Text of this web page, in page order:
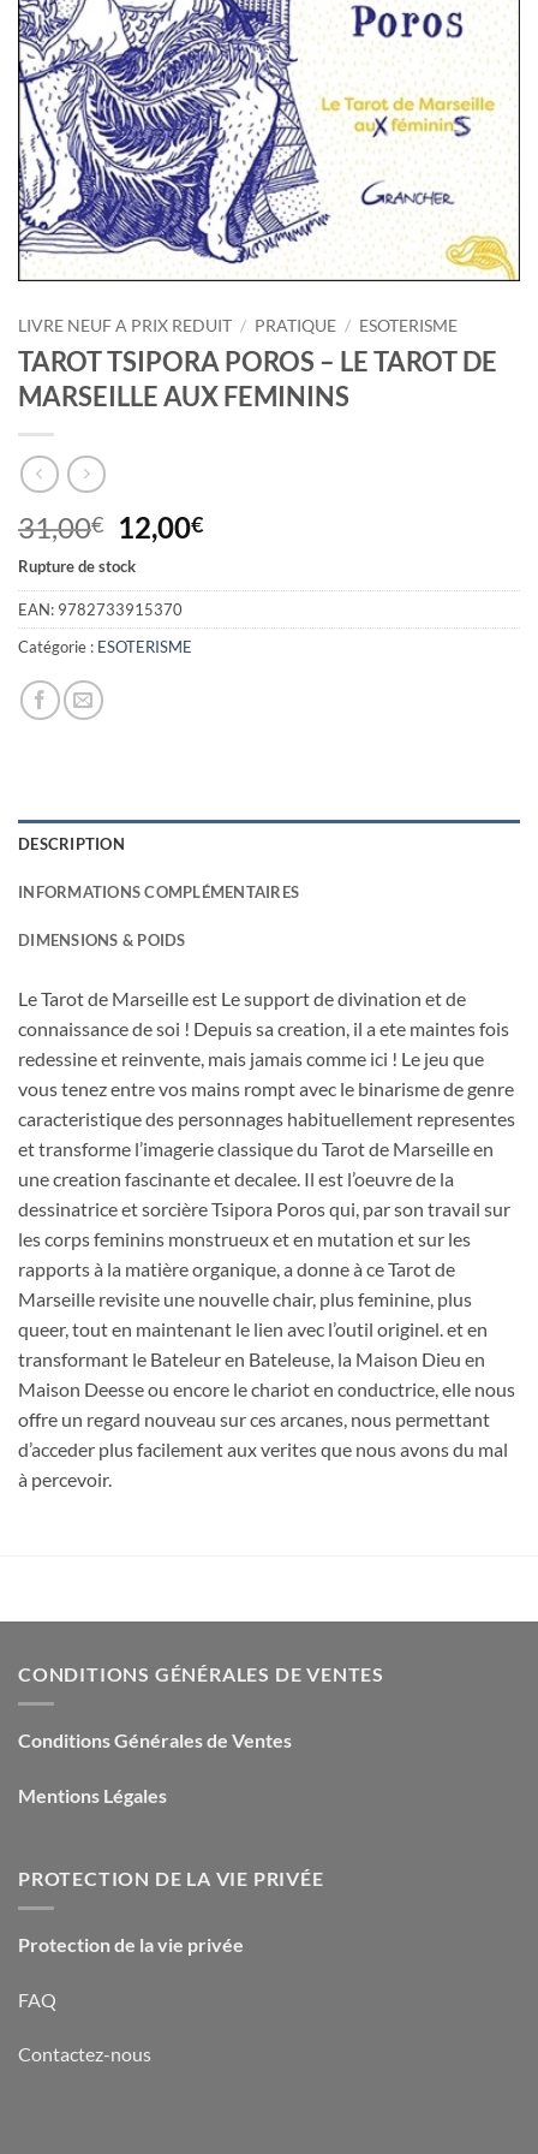
LIVRE NEUF A PRIX REDUIT / PRATIQUE / ESOTERISME
TAROT TSIPORA POROS – LE TAROT DE
MARSEILLE AUX FEMININS
31,00€
Le
prix
initial
était :
31,00€.
12,00€Le
actuel
12,00€.
Rupture de stock
EAN: 9782733915370
Catégorie : ESOTERISME
DESCRIPTION
INFORMATIONS COMPLÉMENTAIRES
DIMENSIONS & POIDS
Le Tarot de Marseille est Le support de divination et de
connaissance de soi ! Depuis sa creation, il a ete maintes fois
redessine et reinvente, mais jamais comme ici ! Le jeu que
vous tenez entre vos mains rompt avec le binarisme de genre
caracteristique des personnages habituellement representes
et transforme l’imagerie classique du Tarot de Marseille en
une creation fascinante et decalee. Il est l’oeuvre de la
dessinatrice et sorcière Tsipora Poros qui, par son travail sur
les corps feminins monstrueux et en mutation et sur les
rapports à la matière organique, a donne à ce Tarot de
Marseille revisite une nouvelle chair, plus feminine, plus
queer, tout en maintenant le lien avec l’outil originel. et en
transformant le Bateleur en Bateleuse, la Maison Dieu en
Maison Deesse ou encore le chariot en conductrice, elle nous
offre un regard nouveau sur ces arcanes, nous permettant
d’acceder plus facilement aux verites que nous avons du mal
à percevoir.
CONDITIONS GÉNÉRALES DE VENTES
Conditions Générales de Ventes
Mentions Légales
PROTECTION DE LA VIE PRIVÉE
Protection de la vie privée
FAQ
Contactez-nous